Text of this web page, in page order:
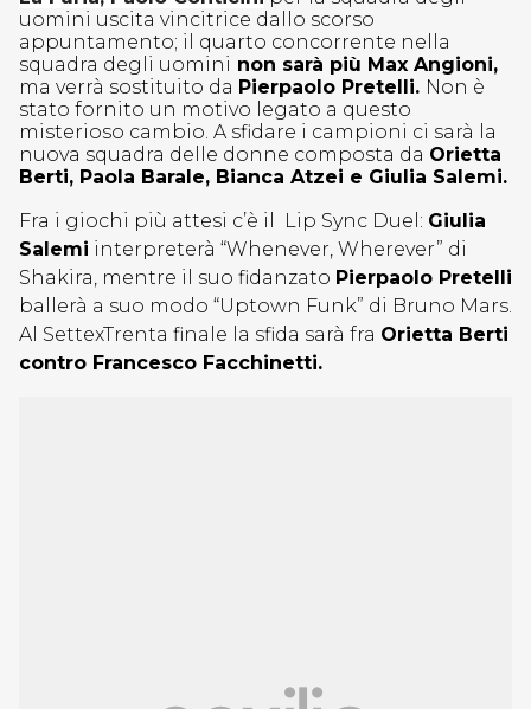
uomini uscita vincitrice dallo scorso
appuntamento; il quarto concorrente nella
squadra degli uomini non sarà più Max Angioni,
ma verrà sostituito da Pierpaolo Pretelli. Non è
stato fornito un motivo legato a questo
misterioso cambio. A sfidare i campioni ci sarà la
nuova squadra delle donne composta da Orietta
Berti, Paola Barale, Bianca Atzei e Giulia Salemi.
Fra i giochi più attesi c’è il Lip Sync Duel: Giulia
Salemi interpreterà “Whenever, Wherever” di
Shakira, mentre il suo fidanzato Pierpaolo Pretelli
ballerà a suo modo “Uptown Funk” di Bruno Mars.
Al SettexTrenta finale la sfida sarà fra Orietta Berti
contro Francesco Facchinetti.